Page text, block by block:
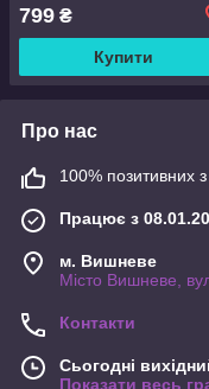
799 ₴
Купити
Про нас
100% позитивних з
Працює з
м. Вишневе
Місто Вишневе,
Контакти
Сьогодні
Показати весь